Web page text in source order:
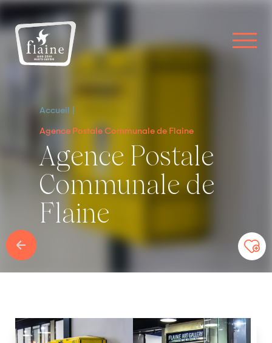
Accueil
Agence Postale Communale de Flaine
Agence Postale
Communale de
Flaine